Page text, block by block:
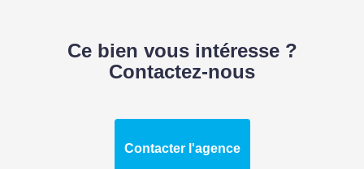
Ce bien vous intéresse ?
Contactez-nous
Contacter l'agence